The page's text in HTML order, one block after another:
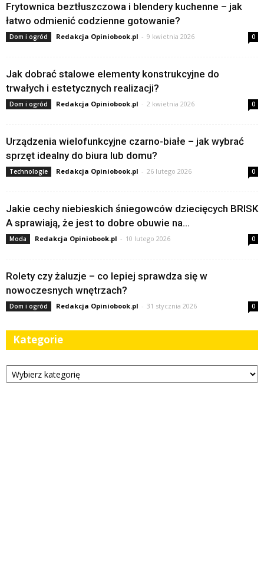
Frytownica beztłuszczowa i blendery kuchenne – jak
łatwo odmienić codzienne gotowanie?
Dom i ogród Redakcja Opiniobook.pl - 9 kwietnia 2026 0
Jak dobrać stalowe elementy konstrukcyjne do
trwałych i estetycznych realizacji?
Dom i ogród Redakcja Opiniobook.pl - 2 kwietnia 2026 0
Urządzenia wielofunkcyjne czarno-białe – jak wybrać
sprzęt idealny do biura lub domu?
Technologie Redakcja Opiniobook.pl - 26 lutego 2026 0
Jakie cechy niebieskich śniegowców dziecięcych BRISK
A sprawiają, że jest to dobre obuwie na...
Moda Redakcja Opiniobook.pl - 10 lutego 2026 0
Rolety czy żaluzje – co lepiej sprawdza się w
nowoczesnych wnętrzach?
Dom i ogród Redakcja Opiniobook.pl - 31 stycznia 2026 0
Kategorie
Kategorie